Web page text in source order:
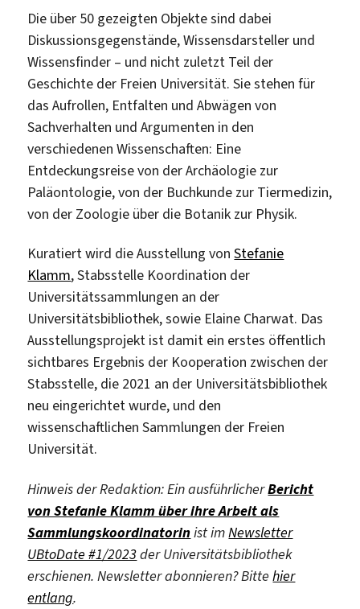
Die über 50 gezeigten Objekte sind dabei
Diskussionsgegenstände, Wissensdarsteller und
Wissensfinder – und nicht zuletzt Teil der
Geschichte der Freien Universität. Sie stehen für
das Aufrollen, Entfalten und Abwägen von
Sachverhalten und Argumenten in den
verschiedenen Wissenschaften: Eine
Entdeckungsreise von der Archäologie zur
Paläontologie, von der Buchkunde zur Tiermedizin,
von der Zoologie über die Botanik zur Physik.
Kuratiert wird die Ausstellung vonStefanie
Klamm, Stabsstelle Koordination der
Universitätssammlungen an der
Universitätsbibliothek, sowie Elaine Charwat. Das
Ausstellungsprojekt ist damit ein erstes öffentlich
sichtbares Ergebnis der Kooperation zwischen der
Stabsstelle, die 2021 an der Universitätsbibliothek
neu eingerichtet wurde, und den
wissenschaftlichen Sammlungen der Freien
Universität.
Hinweis der Redaktion: Ein ausführlicherBericht
von Stefanie Klamm über ihre Arbeit als
Sammlungskoordinatorinist imNewsletter
UBtoDate #1/2023der Universitätsbibliothek
erschienen. Newsletter abonnieren? Bittehier
entlang.